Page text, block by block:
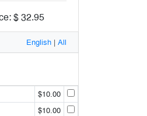
$ 32.95
English | All
$10.00
$10.00